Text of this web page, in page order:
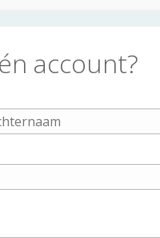
account?